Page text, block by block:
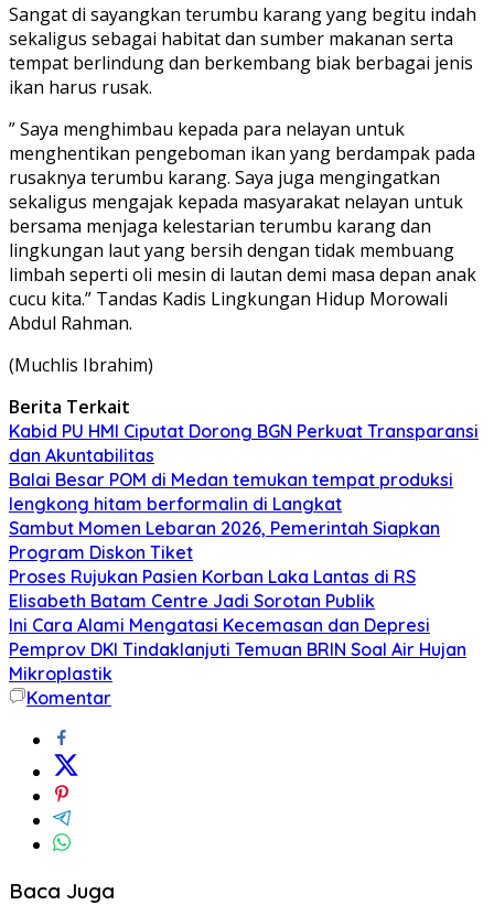
Sangat di sayangkan terumbu karang yang begitu indah
sekaligus sebagai habitat dan sumber makanan serta
tempat berlindung dan berkembang biak berbagai jenis
ikan harus rusak.
” Saya menghimbau kepada para nelayan untuk
menghentikan pengeboman ikan yang berdampak pada
rusaknya terumbu karang. Saya juga mengingatkan
sekaligus mengajak kepada masyarakat nelayan untuk
bersama menjaga kelestarian terumbu karang dan
lingkungan laut yang bersih dengan tidak membuang
limbah seperti oli mesin di lautan demi masa depan anak
cucu kita.” Tandas Kadis Lingkungan Hidup Morowali
Abdul Rahman.
(Muchlis Ibrahim)
Berita Terkait
Kabid PU HMI Ciputat Dorong BGN Perkuat Transparansi
dan Akuntabilitas
Balai Besar POM di Medan temukan tempat produksi
lengkong hitam berformalin di Langkat
Sambut Momen Lebaran 2026, Pemerintah Siapkan
Program Diskon Tiket
Proses Rujukan Pasien Korban Laka Lantas di RS
Elisabeth Batam Centre Jadi Sorotan Publik
Ini Cara Alami Mengatasi Kecemasan dan Depresi
Pemprov DKI Tindaklanjuti Temuan BRIN Soal Air Hujan
Mikroplastik
Komentar
Baca Juga